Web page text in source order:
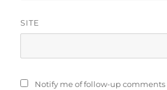
SITE
Notify me of follow-up comments